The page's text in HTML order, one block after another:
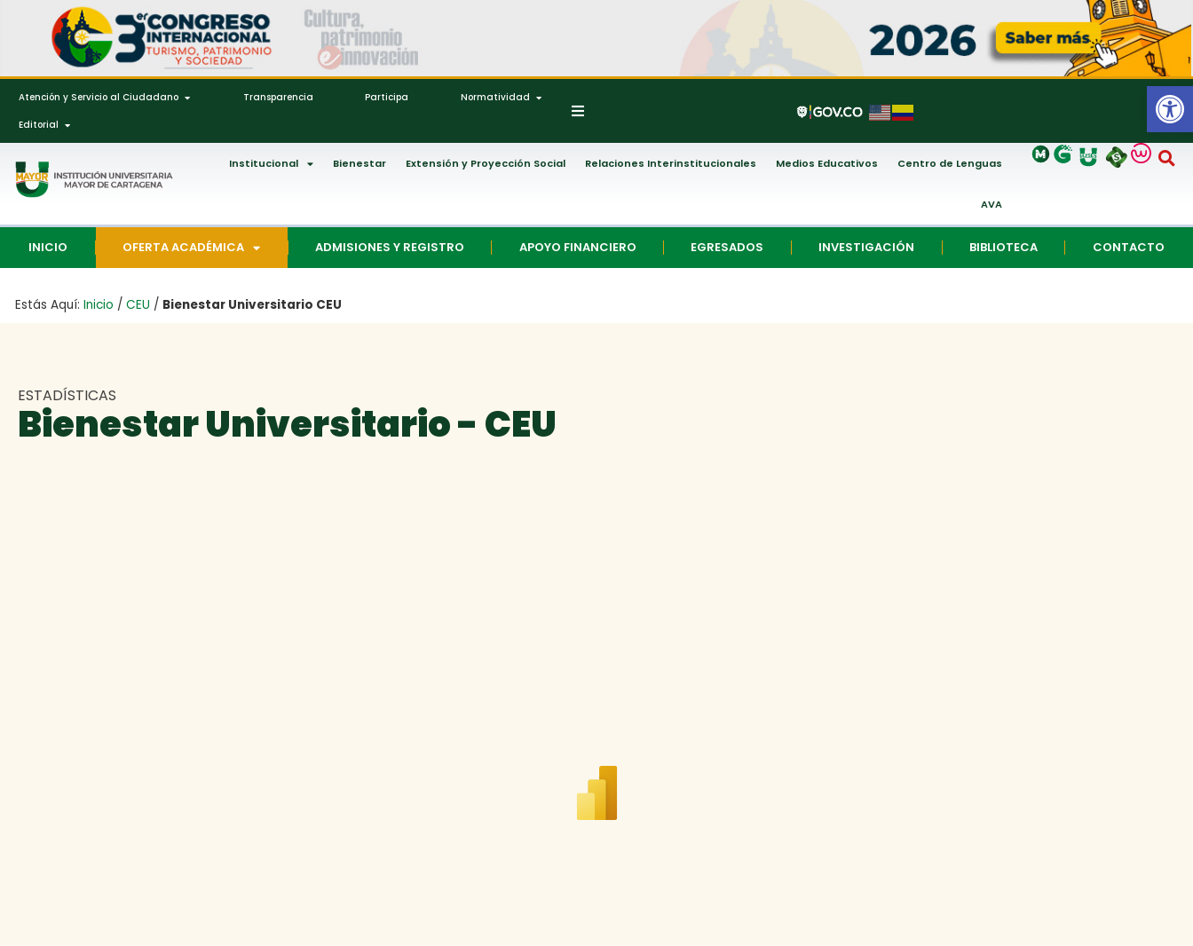
Abrir
Atención y Servicio al Ciudadano Transparencia Participa Normatividad
Editorial
Institucional Bienestar Extensión y Proyección Social Relaciones Interinstitucionales Medios Educativos Centro de Lenguas
AVA
INICIO OFERTA ACADÉMICA ADMISIONES Y REGISTRO APOYO FINANCIERO EGRESADOS INVESTIGACIÓN BIBLIOTECA CONTACTO
Estás Aquí: Inicio / CEU / Bienestar Universitario CEU
ESTADÍSTICAS
Bienestar Universitario - CEU